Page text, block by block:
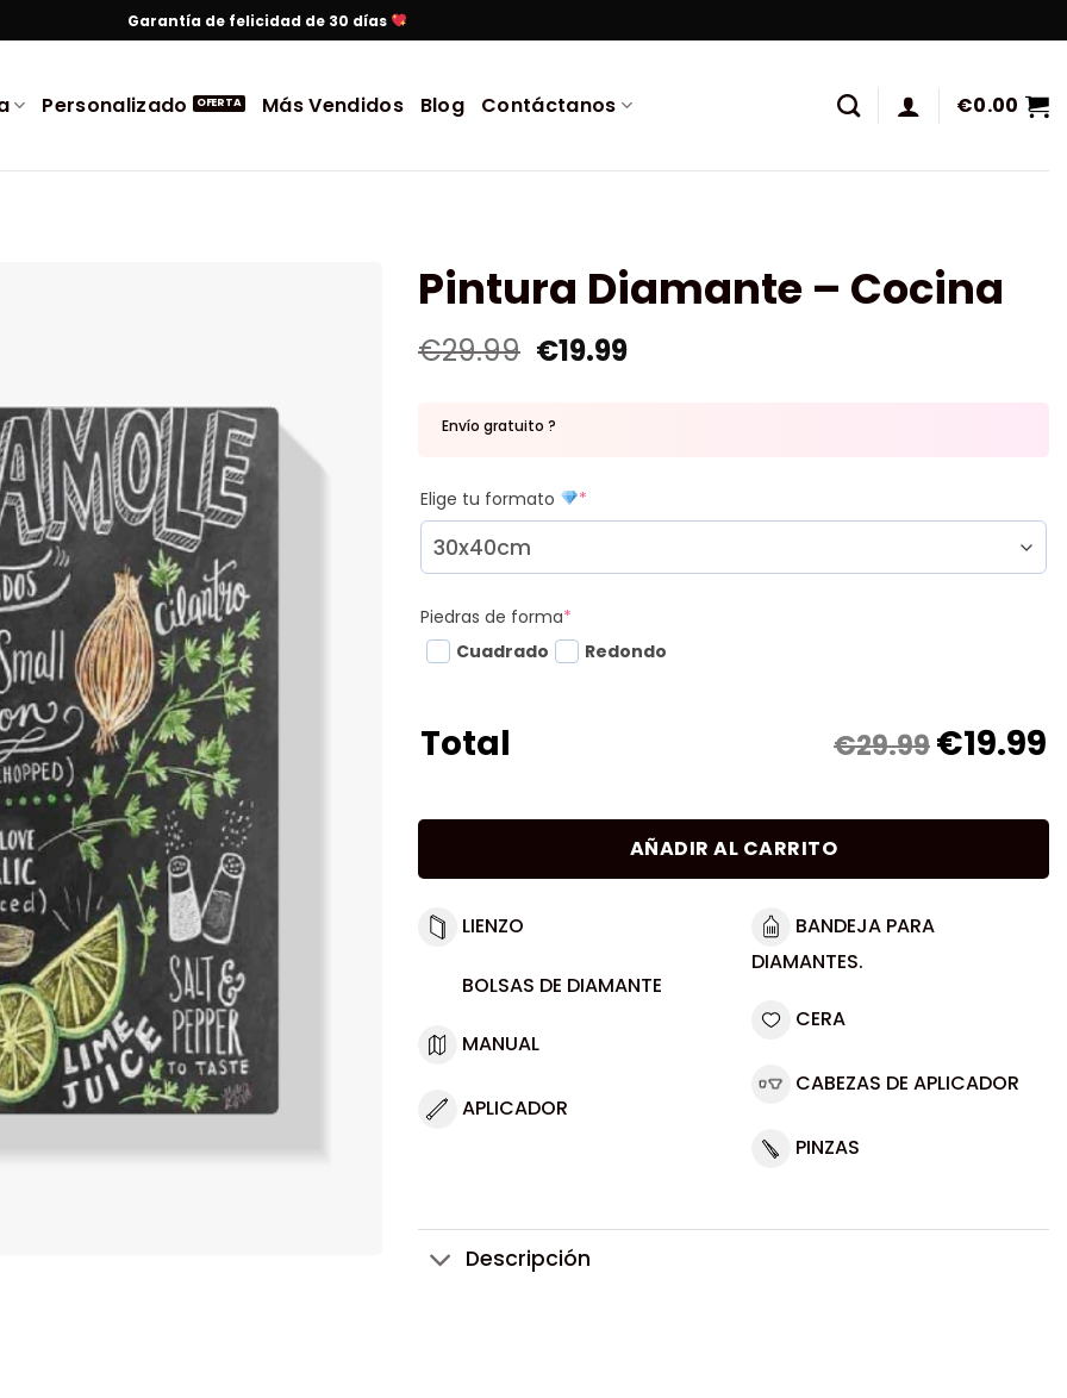
Garantía de felicidad de 30 días
Personalizado Más Vendidos Blog Contáctanos €0.00
Pintura Diamante – Cocina
€29.99 €19.99
Envío gratuito ?
Elige tu formato *
Piedras de forma*
Cuadrado
Redondo
Total €29.99€19.99
AÑADIR AL CARRITO
LIENZO
BOLSAS DE DIAMANTE
MANUAL
APLICADOR
BANDEJA PARA
DIAMANTES.
CERA
CABEZAS DE APLICADOR
PINZAS
Descripción